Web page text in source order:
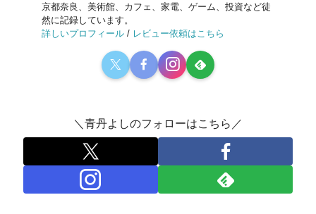
京都奈良、美術館、カフェ、家電、ゲーム、投資など徒
然に記録しています。
詳しいプロフィール / レビュー依頼はこちら
＼青丹よしのフォローはこちら／